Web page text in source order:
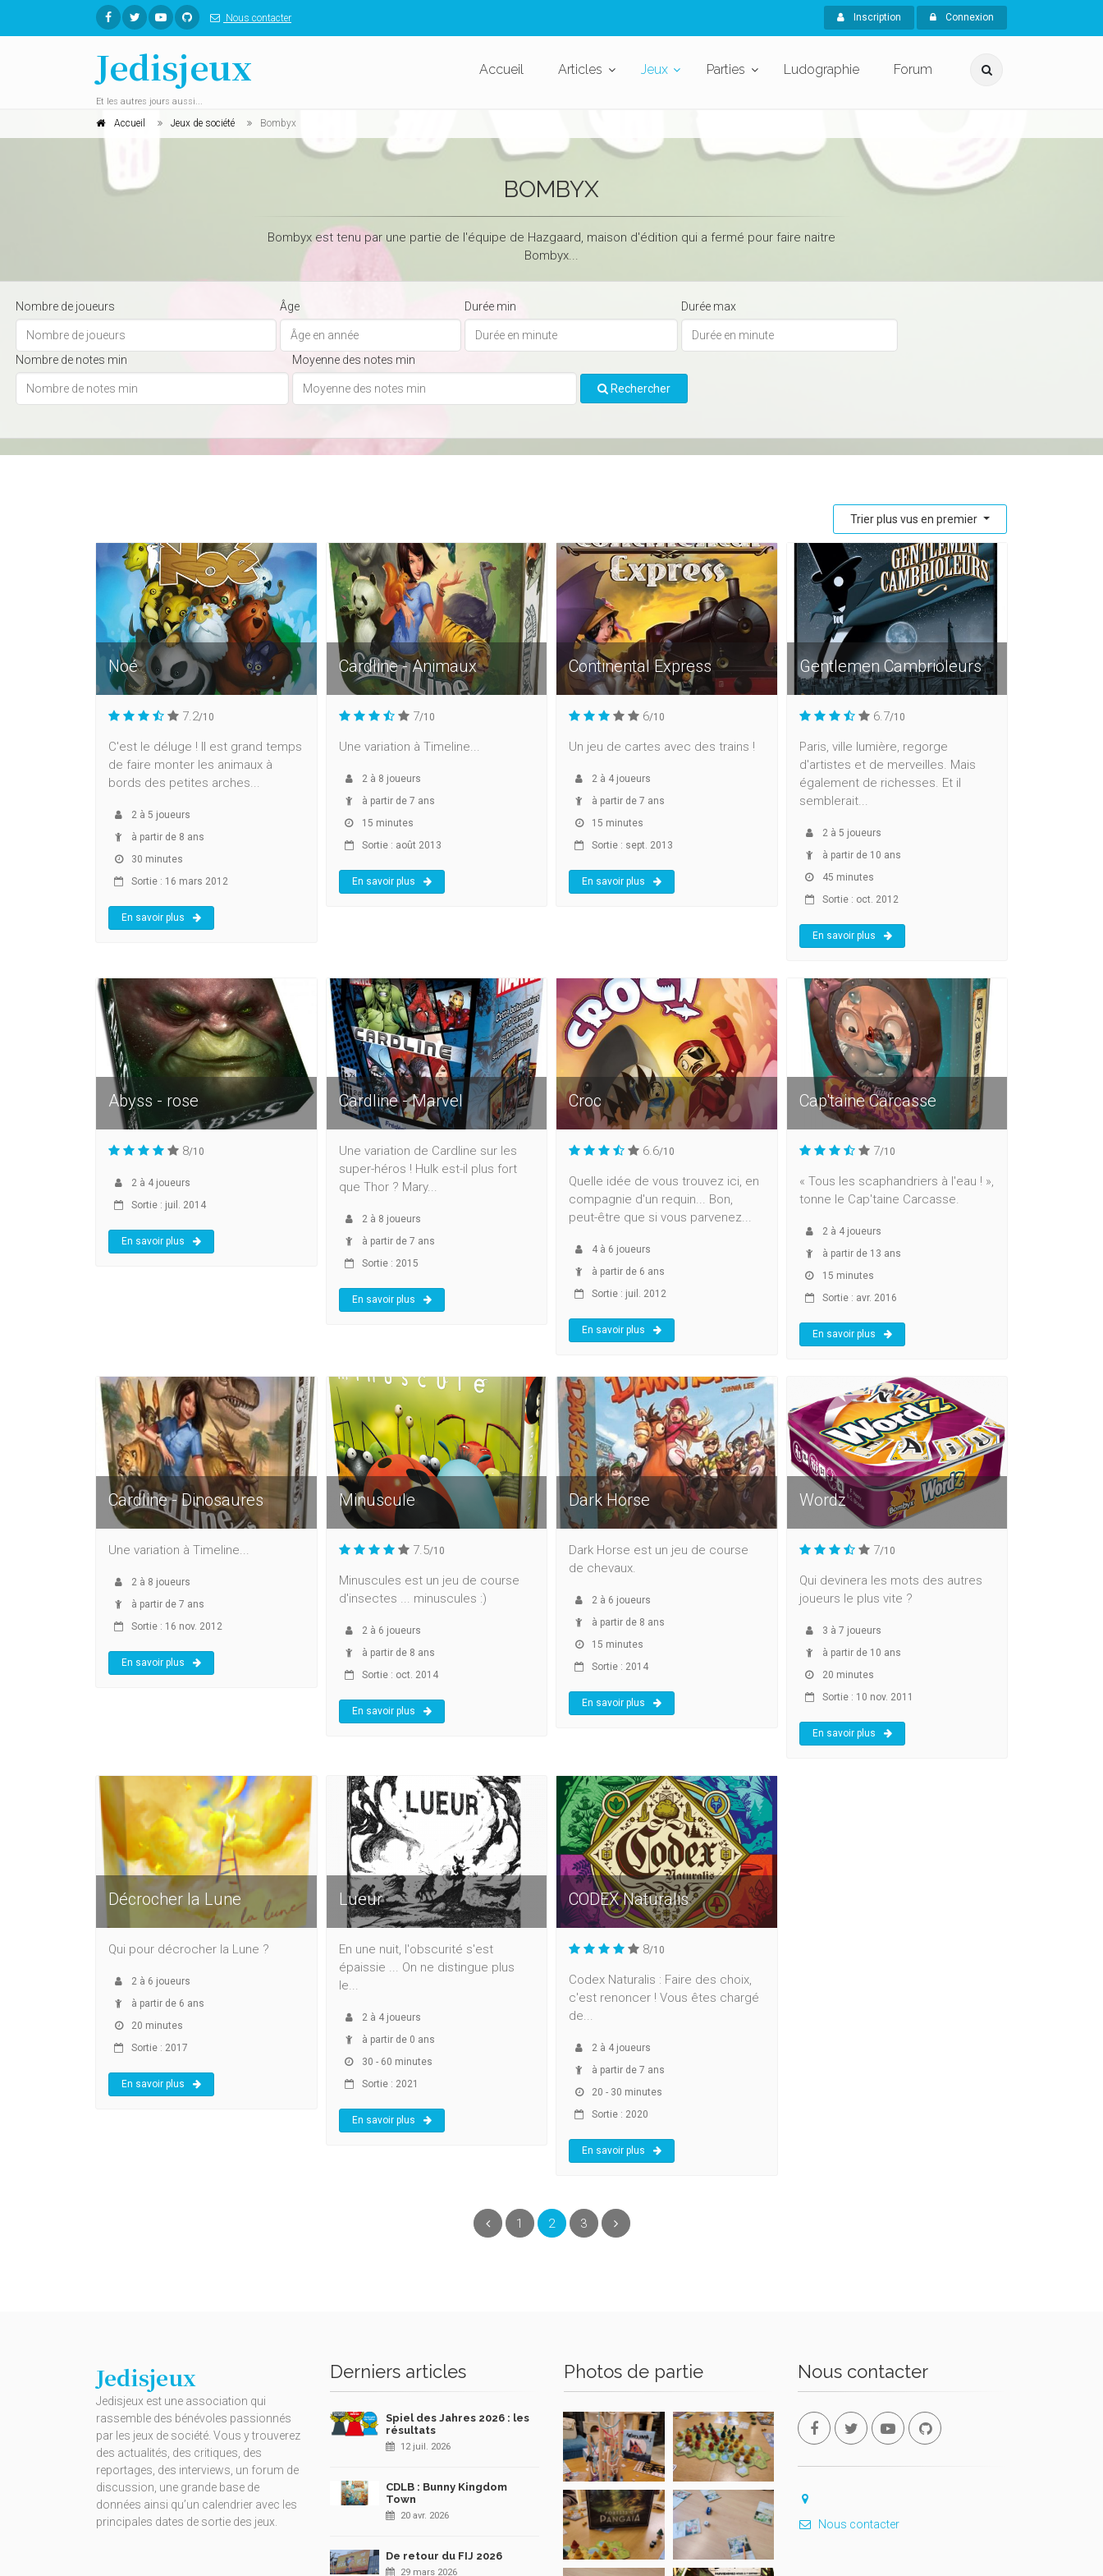
Nous contacter Inscription Connexion
Jedisjeux
Et les autres jours aussi...
Accueil Articles Jeux Parties Ludographie Forum
Accueil Jeux de société Bombyx
BOMBYX
Bombyx est tenu par une partie de l'équipe de Hazgaard, maison d'édition qui a fermé pour faire naitre
Bombyx...
Nombre de joueurs Âge Durée min Durée max
Nombre de notes min Moyenne des notes min
Rechercher
Trier plus vus en premier
Noé
7.2/10
C'est le déluge ! Il est grand temps
de faire monter les animaux à
bords des petites arches...
2 à 5 joueurs
à partir de 8 ans
30 minutes
Sortie : 16 mars 2012
En savoir plus
Cardline - Animaux
7/10
Une variation à Timeline...
2 à 8 joueurs
à partir de 7 ans
15 minutes
Sortie : août 2013
En savoir plus
Continental Express
6/10
Un jeu de cartes avec des trains !
2 à 4 joueurs
à partir de 7 ans
15 minutes
Sortie : sept. 2013
En savoir plus
Gentlemen Cambrioleurs
6.7/10
Paris, ville lumière, regorge
d'artistes et de merveilles. Mais
également de richesses. Et il
semblerait...
2 à 5 joueurs
à partir de 10 ans
45 minutes
Sortie : oct. 2012
En savoir plus
Abyss - rose
8/10
2 à 4 joueurs
Sortie : juil. 2014
En savoir plus
Cardline - Marvel
Une variation de Cardline sur les
super-héros ! Hulk est-il plus fort
que Thor ? Mary...
2à 8 joueurs
à partir de 7 ans
Sortie : 2015
En savoir plus
Croc
6.6/10
Quelle idée de vous trouvez ici, en
compagnie d'un requin... Bon,
peut-être que si vous parvenez...
4 à 6 joueurs
à partir de 6 ans
Sortie : juil. 2012
En savoir plus
Cap'taine Carcasse
7/10
« Tous les scaphandriers à l'eau ! »,
tonne le Cap'taine Carcasse.
2à 4joueurs
à partir de 13 ans
15 minutes
Sortie : avr. 2016
En savoir plus
Cardline - Dinosaures
Une variation à Timeline...
2 à 8 joueurs
à partir de 7 ans
Sortie : 16 nov. 2012
En savoir plus
Minuscule
7.5/10
Minuscules est un jeu de course
d'insectes ... minuscules :)
2à 6 joueurs
à partir de 8 ans
Sortie : oct. 2014
En savoir plus
Dark Horse
Dark Horse est un jeu de course
de chevaux.
2 à 6 joueurs
à partir de 8 ans
15 minutes
Sortie : 2014
En savoir plus
Wordz
7/10
Qui devinera les mots des autres
joueurs le plus vite ?
3 à 7 joueurs
à partir de 10 ans
20 minutes
Sortie : 10 nov. 2011
En savoir plus
Décrocher la Lune
Qui pour décrocher la Lune ?
2 à 6 joueurs
à partir de 6 ans
20 minutes
Sortie : 2017
En savoir plus
Lueur
En une nuit, l'obscurité s'est
épaissie ... On ne distingue plus
le...
2à 4joueurs
à partir de 0 ans
30 - 60 minutes
Sortie : 2021
En savoir plus
CODEX Naturalis
8/10
Codex Naturalis : Faire des choix,
c'est renoncer ! Vous êtes chargé
de...
2 à 4 joueurs
à partir de 7 ans
20 - 30 minutes
Sortie : 2020
En savoir plus
Précédent
1 2(current)
3 Suivant
Jedisjeux
Jedisjeux est une association qui
rassemble des bénévoles passionnés
par les jeux de société. Vous y trouverez
des actualités, des critiques, des
reportages, des interviews, un forum de
discussion, une grande base de
données ainsi qu’un calendrier avec les
principales dates de sortie des jeux.
Derniers articles
Spiel des Jahres 2026 : les
résultats
12 juil. 2026
CDLB : Bunny Kingdom
Town
20 avr. 2026
De retour du FIJ 2026
29 mars 2026
Photos de partie Nous contacter
Nous contacter